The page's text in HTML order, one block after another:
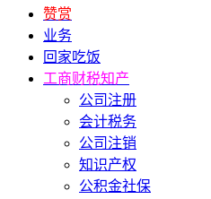
赞赏
业务
回家吃饭
工商财税知产
公司注册
会计税务
公司注销
知识产权
公积金社保